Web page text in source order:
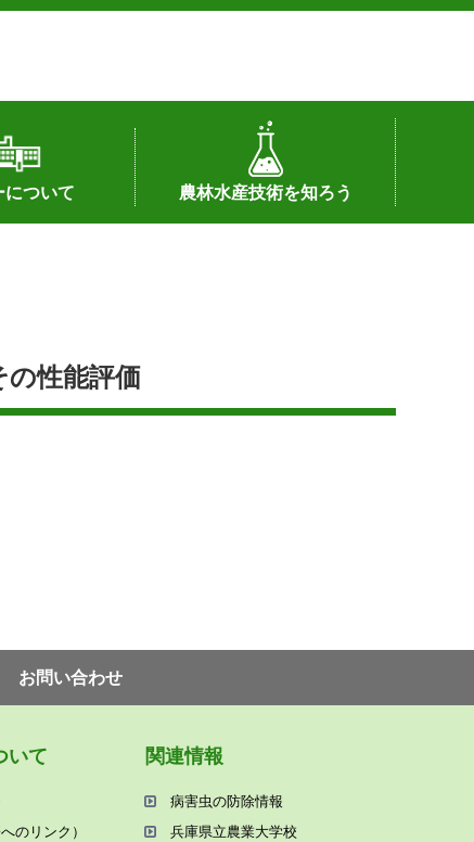
について
のリンク）
図
農林水産技術を知ろう
センターの話題
私の試験研究
試験研究課題
第6期中期業務計画
オンライン研究報告
刊行物
知的財産に関する相談窓口
の性能評価
お問い合わせ
いて
のリンク）
関連情報
病害⾍の防除情報
兵庫県⽴農業⼤学校